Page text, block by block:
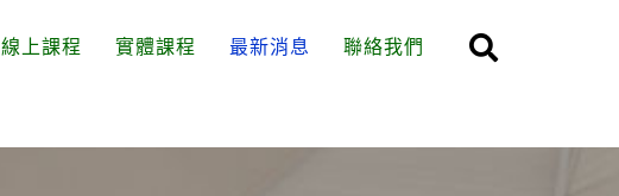
線上課程 實體課程 最新消息 聯絡我們